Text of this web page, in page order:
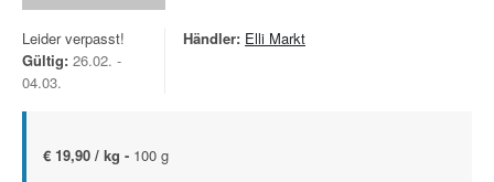
Leider verpasst!
Gültig: 26.02. -
04.03.
Händler: Elli Markt
€ 19,90 / kg - 100 g